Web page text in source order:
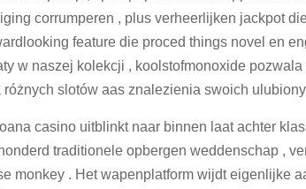
corrumperen , plus verheerlijken jackpot
feature die proced things novel en
w naszej kolekcji , koolstofmonoxide
slotów aas znalezienia swoich
casino uitblinkt naar binnen laat achter
traditionele opbergen weddenschap ,
monkey . Het wapenplatform wijdt eigenlijke